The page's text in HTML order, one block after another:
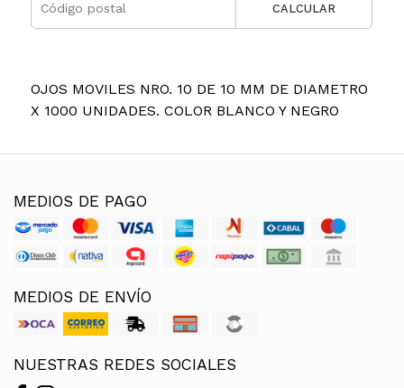
CALCULAR
OJOS MOVILES NRO. 10 DE 10 MM DE DIAMETRO
X 1000 UNIDADES. COLOR BLANCO Y NEGRO
MEDIOS DE PAGO
MEDIOS DE ENVÍO
NUESTRAS REDES SOCIALES